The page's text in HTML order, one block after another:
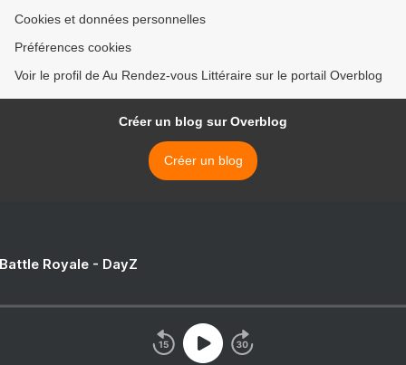
Cookies et données personnelles
Préférences cookies
Voir le profil de Au Rendez-vous Littéraire sur le portail Overblog
Créer un blog sur Overblog
Créer un blog
Royale - DayZ